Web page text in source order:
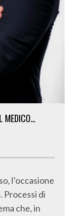
MEDICO…
l’occasione
Processi di
che, in